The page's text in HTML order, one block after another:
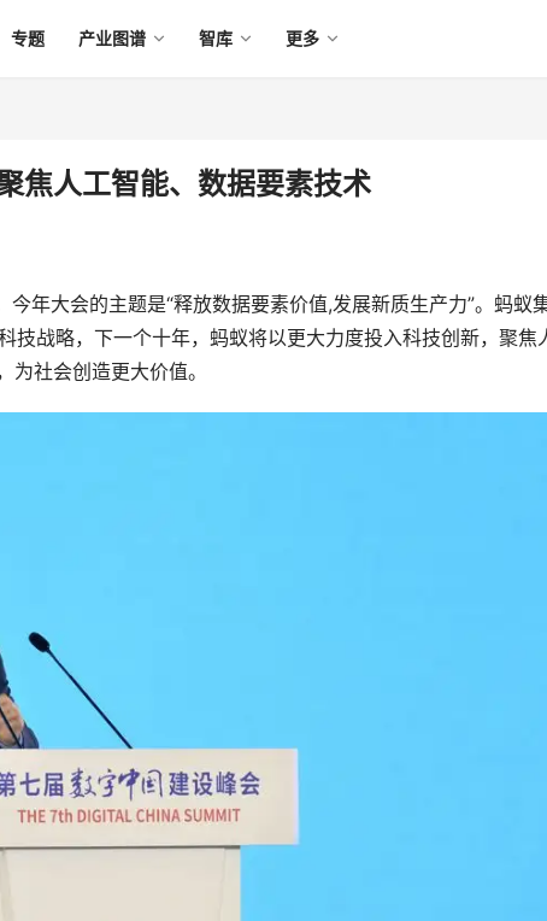
专题 产业图谱 智库 更多
焦人工智能、数据要素技术
年大会的主题是“释放数据要素价值,发展新质生产力”。蚂蚁
技战略，下一个十年，蚂蚁将以更大力度投入科技创新，聚焦
社会创造更大价值。